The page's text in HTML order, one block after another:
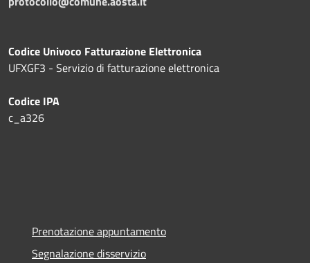
Codice Univoco Fatturazione Elettronica
UFXGF3 - Servizio di fatturazione elettronica
Codice IPA
c_a326
Prenotazione appuntamento
Segnalazione disservizio